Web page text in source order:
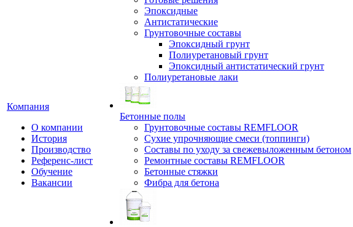
Компания
О компании
История
Производство
Референс-лист
Обучение
Вакансии
Эпоксидные
Антистатические
Грунтовочные составы
Эпоксидный грунт
Полиуретановый грунт
Эпоксидный антистатический грунт
Полиуретановые лаки
Бетонные полы
Грунтовочные составы REMFLOOR
Сухие упрочняющие смеси (топпинги)
Составы по уходу за свежевыложенным бетоном
Ремонтные составы REMFLOOR
Бетонные стяжки
Фибра для бетона